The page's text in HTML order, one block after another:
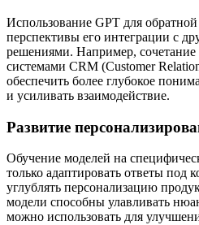
Использование GPT для
перспективы его интеграции с
решениями. Например,
системами CRM (Customer
обеспечить более глубокое
и усиливать взаимодействие.
Развитие
Обучение моделей на
только адаптировать ответы под
углублять персонализацию
модели способны улавливать
можно использовать для